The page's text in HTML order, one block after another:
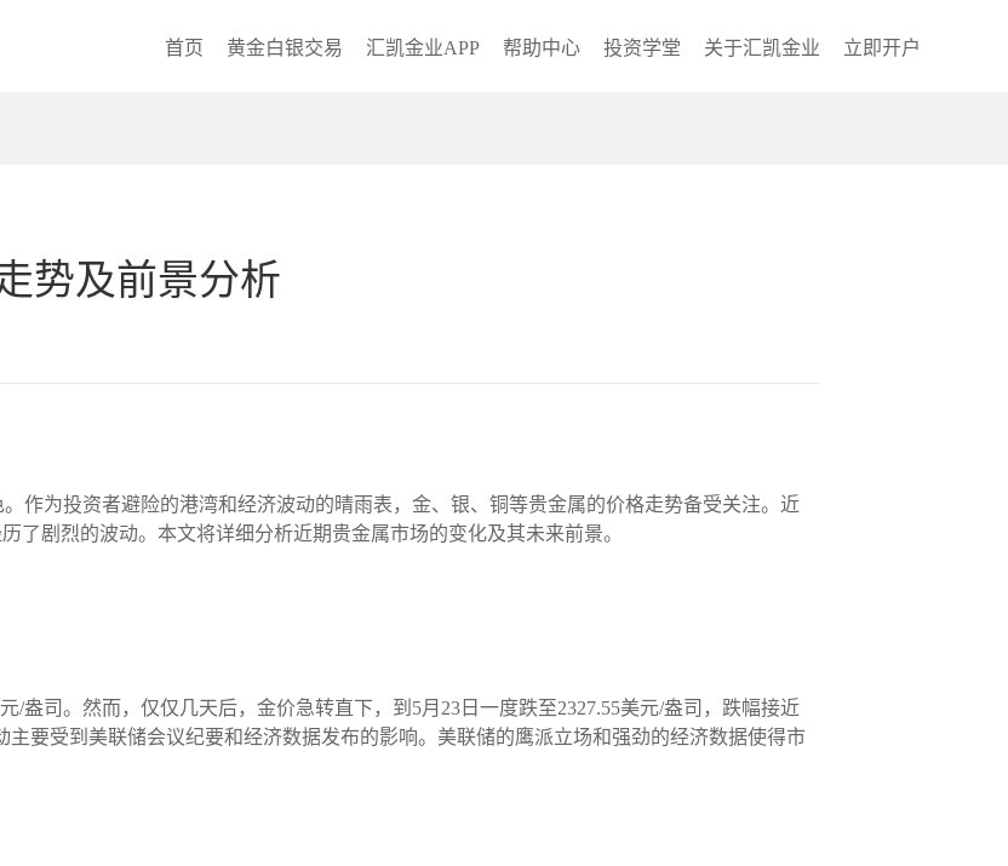
首页 黄金白银交易 汇凯金业APP 帮助中心 投资学堂 关于汇凯金业 立即开户
势及前景分析
作为投资者避险的港湾和经济波动的晴雨表，金、银、铜等贵金属的价格走势备受关注。近
了剧烈的波动。本文将详细分析近期贵金属市场的变化及其未来前景。
/盎司。然而，仅仅几天后，金价急转直下，到5月23日一度跌至2327.55美元/盎司，跌幅接近
主要受到美联储会议纪要和经济数据发布的影响。美联储的鹰派立场和强劲的经济数据使得市